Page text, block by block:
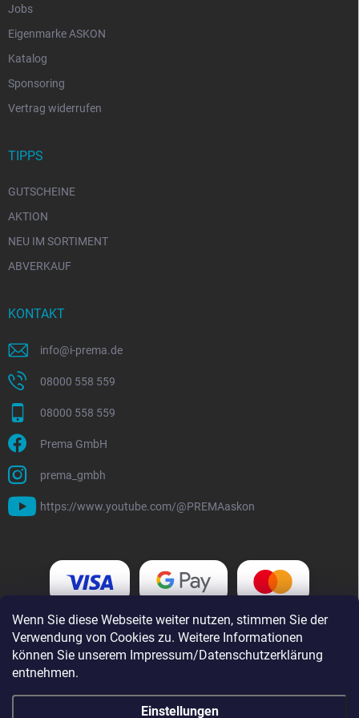
Wenn Sie diese Webseite weiter nutzen, stimmen Sie der
Verwendung von Cookies zu. Weitere Informationen
können Sie unserem Impressum/Datenschutzerklärung
entnehmen.
Einstellungen
Jobs
Eigenmarke ASKON
Katalog
Sponsoring
Vertrag widerrufen
TIPPS
GUTSCHEINE
AKTION
NEU IM SORTIMENT
ABVERKAUF
KONTAKT
info@i-prema.de
08000 558 559
08000 558 559
Prema GmbH
prema_gmbh
https://www.youtube.com/@PREMAaskon